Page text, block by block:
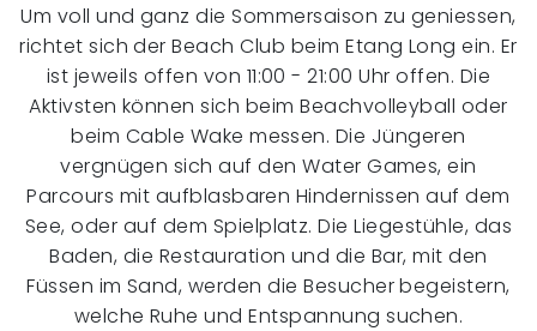
Um voll und ganz die Sommersaison zu geniessen,
richtet sich der Beach Club beim Etang Long ein. Er
ist jeweils offen von 11:00 - 21:00 Uhr offen. Die
Aktivsten können sich beim Beachvolleyball oder
beim Cable Wake messen. Die Jüngeren
vergnügen sich auf den Water Games, ein
Parcours mit aufblasbaren Hindernissen auf dem
See, oder auf dem Spielplatz. Die Liegestühle, das
Baden, die Restauration und die Bar, mit den
Füssen im Sand, werden die Besucher begeistern,
welche Ruhe und Entspannung suchen.